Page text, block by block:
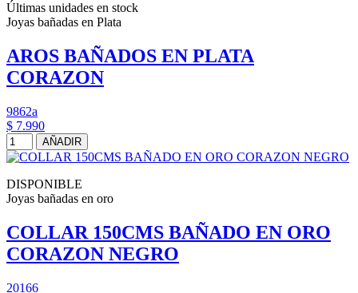
Últimas unidades en stock
Joyas bañadas en Plata
AROS BAÑADOS EN PLATA
CORAZON
9862a
$ 7.990
AÑADIR
DISPONIBLE
Joyas bañadas en oro
COLLAR 150CMS BAÑADO EN ORO
CORAZON NEGRO
20166